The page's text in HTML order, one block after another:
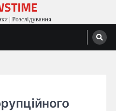
| Розслідування